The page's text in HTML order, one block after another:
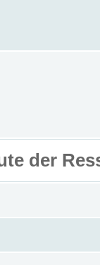
der